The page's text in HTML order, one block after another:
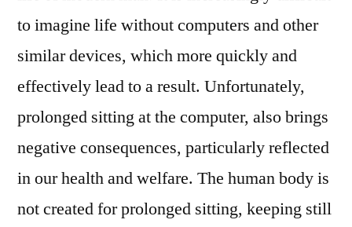
to imagine life without computers and other
similar devices, which more quickly and
effectively lead to a result. Unfortunately,
prolonged sitting at the computer, also brings
negative consequences, particularly reflected
in our health and welfare. The human body is
not created for prolonged sitting, keeping still